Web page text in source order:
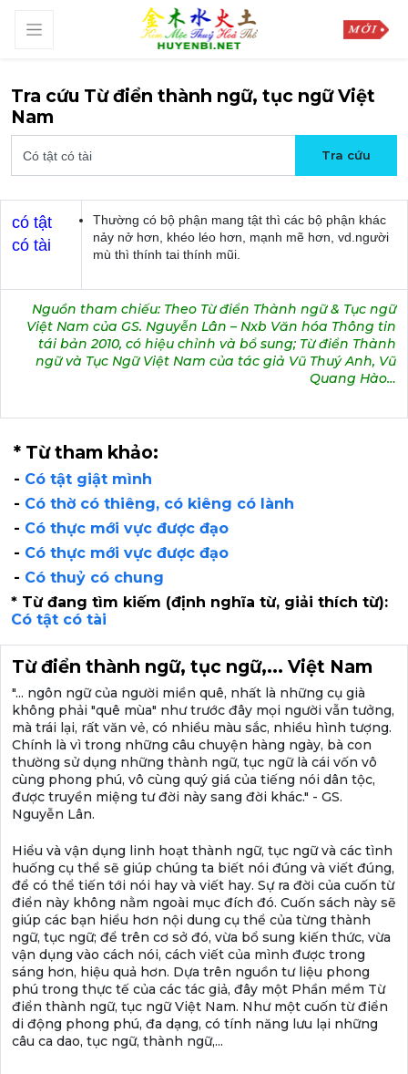
Tra cứu Từ điển thành ngữ, tục ngữ Việt
Nam
có tật
có tài
Thường có bộ phận mang tật thì các bộ phận khác
nảy nở hơn, khéo léo hơn, mạnh mẽ hơn, vd.người
mù thì thính tai thính mũi.
Nguồn tham chiếu: Theo Từ điển Thành ngữ & Tục ngữ
Việt Nam của GS. Nguyễn Lân – Nxb Văn hóa Thông tin
tái bản 2010, có hiệu chỉnh và bổ sung; Từ điển Thành
ngữ và Tục Ngữ Việt Nam của tác giả Vũ Thuý Anh, Vũ
Quang Hào…
* Từ tham khảo:
- Có tật giật mình
- Có thờ có thiêng, có kiêng có lành
- Có thực mới vực được đạo
- Có thực mới vực được đạo
- Có thuỷ có chung
* Từ đang tìm kiếm (định nghĩa từ, giải thích từ):
Có tật có tài
Từ điển thành ngữ, tục ngữ,... Việt Nam
"... ngôn ngữ của người miền quê, nhất là những cụ già
không phải "quê mùa" như trước đây mọi người vẫn tưởng,
mà trái lại, rất văn vẻ, có nhiều màu sắc, nhiều hình tượng.
Chính là vì trong những câu chuyện hàng ngày, bà con
thường sử dụng những thành ngữ, tục ngữ là cái vốn vô
cùng phong phú, vô cùng quý giá của tiếng nói dân tộc,
được truyền miệng tư đời này sang đời khác." - GS.
Nguyễn Lân.
Hiểu và vận dụng linh hoạt thành ngữ, tục ngữ và các tình
huống cụ thể sẽ giúp chúng ta biết nói đúng và viết đúng,
để có thể tiến tới nói hay và viết hay. Sự ra đời của cuốn từ
điển này không nằm ngoài mục đích đó. Cuốn sách này sẽ
giúp các bạn hiểu hơn nội dung cụ thể của từng thành
ngữ, tục ngữ; để trên cơ sở đó, vừa bổ sung kiến thức, vừa
vận dụng vào cách nói, cách viết của mình được trong
sáng hơn, hiệu quả hơn. Dựa trên nguồn tư liệu phong
phú trong thực tế của các tác giả, đây một Phần mềm Từ
điển thành ngữ, tục ngữ Việt Nam. Như một cuốn từ điển
di động phong phú, đa dạng, có tính năng lưu lại những
câu ca dao, tục ngữ, thành ngữ,...